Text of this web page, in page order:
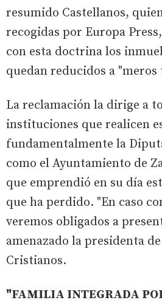
resumido Castellanos,
recogidas por Europa
con esta doctrina los
quedan reducidos a "meros
La reclamación la dirige a
instituciones que realicen
fundamentalmente la
como el Ayuntamiento de
que emprendió en su día
que ha perdido. "En caso
veremos obligados a
amenazado la presidenta
Cristianos.
"FAMILIA INTEGRADA